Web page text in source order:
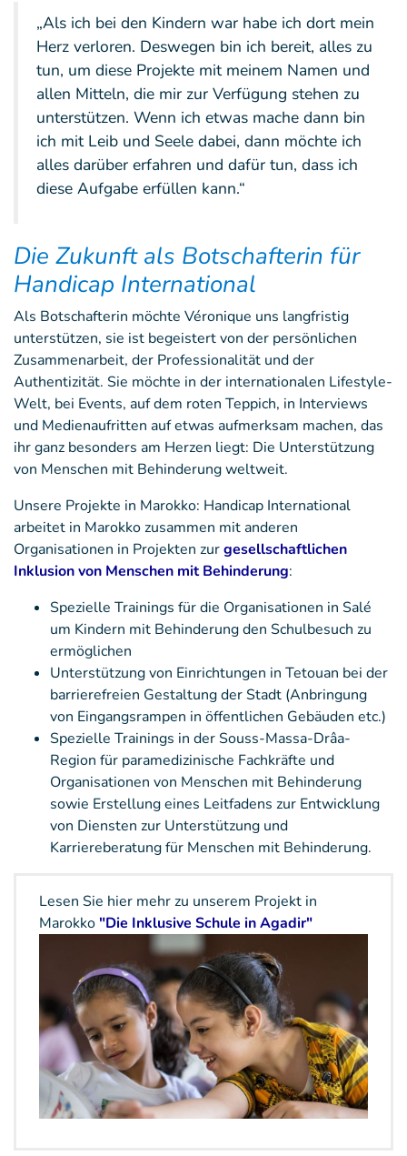
„Als ich bei den Kindern war habe ich dort mein
Herz verloren. Deswegen bin ich bereit, alles zu
tun, um diese Projekte mit meinem Namen und
allen Mitteln, die mir zur Verfügung stehen zu
unterstützen. Wenn ich etwas mache dann bin
ich mit Leib und Seele dabei, dann möchte ich
alles darüber erfahren und dafür tun, dass ich
diese Aufgabe erfüllen kann.“
Die Zukunft als Botschafterin für
Handicap International
Als Botschafterin möchte Véronique uns langfristig
unterstützen, sie ist begeistert von der persönlichen
Zusammenarbeit, der Professionalität und der
Authentizität. Sie möchte in der internationalen Lifestyle-
Welt, bei Events, auf dem roten Teppich, in Interviews
und Medienaufritten auf etwas aufmerksam machen, das
ihr ganz besonders am Herzen liegt: Die Unterstützung
von Menschen mit Behinderung weltweit.
Unsere Projekte in Marokko: Handicap International
arbeitet in Marokko zusammen mit anderen
Organisationen in Projekten zurgesellschaftlichen
Inklusion von Menschen mit Behinderung:
Spezielle Trainings für die Organisationen in Salé
um Kindern mit Behinderung den Schulbesuch zu
ermöglichen
Unterstützung von Einrichtungen in Tetouan bei der
barrierefreien Gestaltung der Stadt (Anbringung
von Eingangsrampen in öffentlichen Gebäuden etc.)
Spezielle Trainings in der Souss-Massa-Drâa-
Region für paramedizinische Fachkräfte und
Organisationen von Menschen mit Behinderung
sowie Erstellung eines Leitfadens zur Entwicklung
von Diensten zur Unterstützung und
Karriereberatung für Menschen mit Behinderung.
Lesen Sie hier mehr zu unserem Projekt in
Marokko "Die Inklusive Schule in Agadir"